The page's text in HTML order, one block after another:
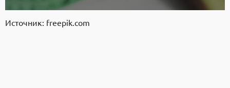
Источник: freepik.com